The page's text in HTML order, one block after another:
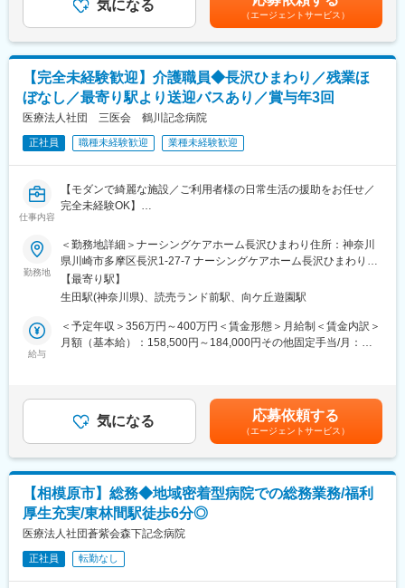
緊急入院の対応なども少なく、心にゆとりを持って患者様と向き
■教育体制：
・OJTを中心に少しずつ業務を覚えていただきます。
・プリセプター制度（先輩看護師とのマンツーマンでの指導）を
導入しているので、わからないことをしっかり聞くことのできる
環境です。
・将来的には外部研修も想定しています。
■採用背景：
新しい病院に生まれ変わるにあたり、看護部では採用活動を強化
職員食堂や休憩室などの福利厚生が充実するほか、子育てや家族
の介護をしている方でも安心して勤務できる環境づくりに一層力
を注ぐ方針です。
◇神奈川県横浜市中区に位置する167床の精神病院です。
◇ベテラン看護師が多く在籍しているため、未経験、ブランクの
◇日勤のみの非常勤・常勤者等働きやすい職場環境です。男女と
もに活躍しており、組織内の人間関係も非常に和やかです。
■当病院の特徴：
◇全167床の入院設備は、一般開放病棟・一般閉鎖病棟・急性期
閉鎖病棟に分かれ、近年では認知症ケアや身体合併症管理のニー
ズが高まっていることが特徴です。
◇退院後は外来診療と精神科デイケアで手厚くサポートし、リニ
ューアルでは最新の設備や医療機器を整える予定です。また精神
ないその他手当：・皆勤手当15,000円（皆勤時のみ支給）・夜勤
手当1回12,000円賃金はあくまでも目安の金額であり、選考を通
じて上下する可能性があります。月給(月額)は固定手当を含めた表
記です。
気になる
（エージェントサービス）
【完全未経験歓迎】介護職員◆長沢ひまわり／残業ほ
ぼなし／最寄り駅より送迎バスあり／賞与年3回
医療法人社団 三医会 鶴川記念病院
正社員 職種未経験歓迎 業種未経験歓迎
仕事内容
【モダンで綺麗な施設／ご利用者様の日常生活の援助をお任せ／
完全未経験OK】
■業務内容：
「看護小規模多機能型居宅介護ナーシングケアホーム長沢ひまわ
り」施設内でのご利用者様の介護業務をお任せいたします。
■詳細：
・日常生活の援助（入浴・お食事・排泄）
・レクリエーション
■看護小規模多機能型居宅介護とは
医療依存度の高い方や退院直後で状態が不安定な方、看取り支援
介護」、「通い」、「泊まり」を一体的に提供するサービスで
す。
■その他手当補足：
介護福祉士 5,000円～20,000円
実務者研修 3,000円～6,000円
初任者研修 2,000円
勤務地
＜勤務地詳細＞ナーシングケアホーム長沢ひまわり住所：神奈川
県川崎市多摩区長沢1-27-7 ナーシングケアホーム長沢ひまわり１
階勤務地最寄駅：小田急線／生田駅受動喫煙対策：敷地内全面禁
煙変更の範囲：会社の定める事業所
【最寄り駅】
生田駅(神奈川県)、読売ランド前駅、向ケ丘遊園駅
給与
＜予定年収＞356万円～400万円＜賃金形態＞月給制＜賃金内訳＞
月額（基本給）：158,500円～184,000円その他固定手当/月：
度実績）■その他手当：住宅手当等賃金はあくまでも目安の金額で
あり、選考を通じて上下する可能性があります。月給(月額)は固定
手当を含めた表記です。
気になる 応募依頼する
（エージェントサービス）
【相模原市】総務◆地域密着型病院での総務業務/福利
厚生充実/東林間駅徒歩6分◎
医療法人社団蒼紫会森下記念病院
正社員 転勤なし